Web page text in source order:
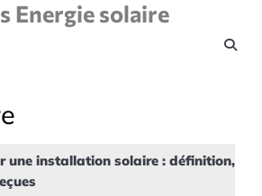
Energie solaire
une installation solaire : définition,